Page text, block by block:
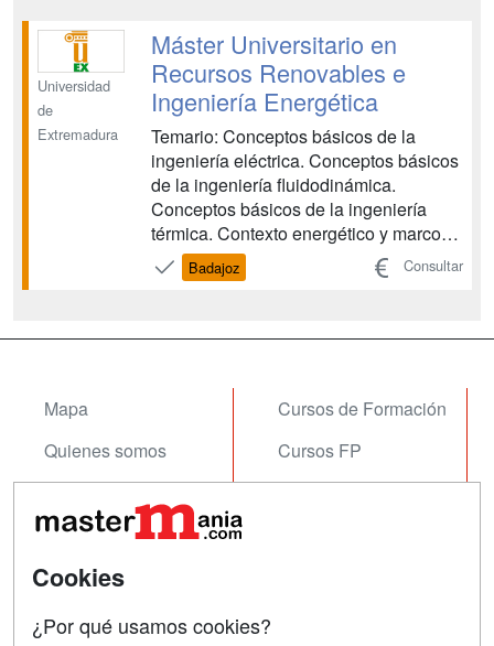
Aplicaciones Eléctricas de
Superconductores...
Universidad
de
Extremadura
Máster Universitario en
Recursos Renovables e
Ingeniería Energética
Temario: Conceptos básicos de la
ingeniería eléctrica. Conceptos básicos
de la ingeniería fluidodinámica.
Conceptos básicos de la ingeniería
térmica. Contexto energético y marco
regulador. Mercado energético y
gestión de la demanda. Energía de la
Badajoz Consultar
Mapa
Quienes somos
Acceso Usuarios
Acceso Centros
Cursos de Formación
Cursos FP
Cookies
¿Por qué usamos cookies?